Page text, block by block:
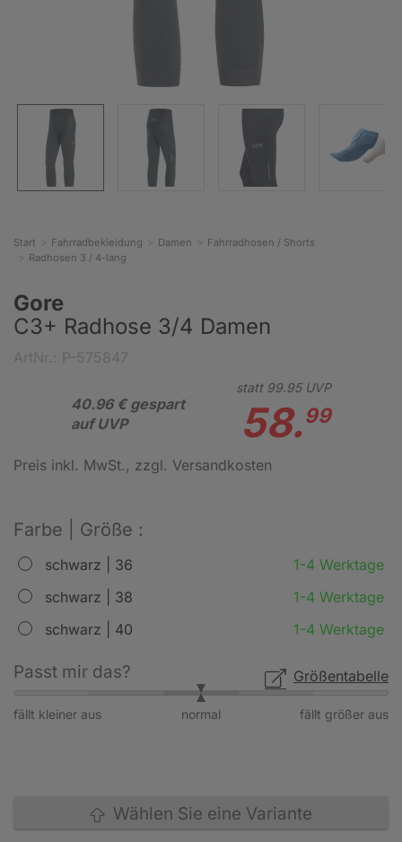
Start Fahrradbekleidung Damen
Fahrradhosen / Shorts
Radhosen 3 / 4-lang
Gore
C3+ Radhose 3/4 Damen
40.96 € gespart
auf UVP
statt 99.95UVP
58.99
Preis inkl. MwSt., zzgl. Versandkosten
Farbe | Größe :
schwarz | 36
1-4 Werktage
schwarz | 38
1-4 Werktage
schwarz | 40
1-4 Werktage
Größentabelle
Passt mir das?
fällt kleiner aus fällt größer aus
normal
Wählen Sie eine Variante